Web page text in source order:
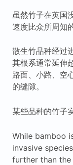
虽然竹子在英国
速度比众所周知
散生竹品种经过
其根系通常延伸
路面、小路、空
的缝隙。
某些品种的竹子
While bamboo
invasive
further than